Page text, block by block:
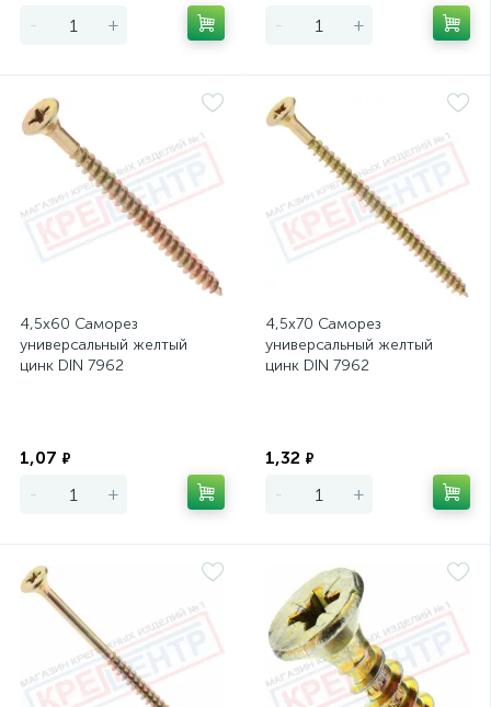
- + - +
4,5х60 Саморез
универсальный желтый
цинк DIN 7962
1,07 ₽
- +
4,5х70 Саморез
универсальный желтый
цинк DIN 7962
1,32 ₽
- +